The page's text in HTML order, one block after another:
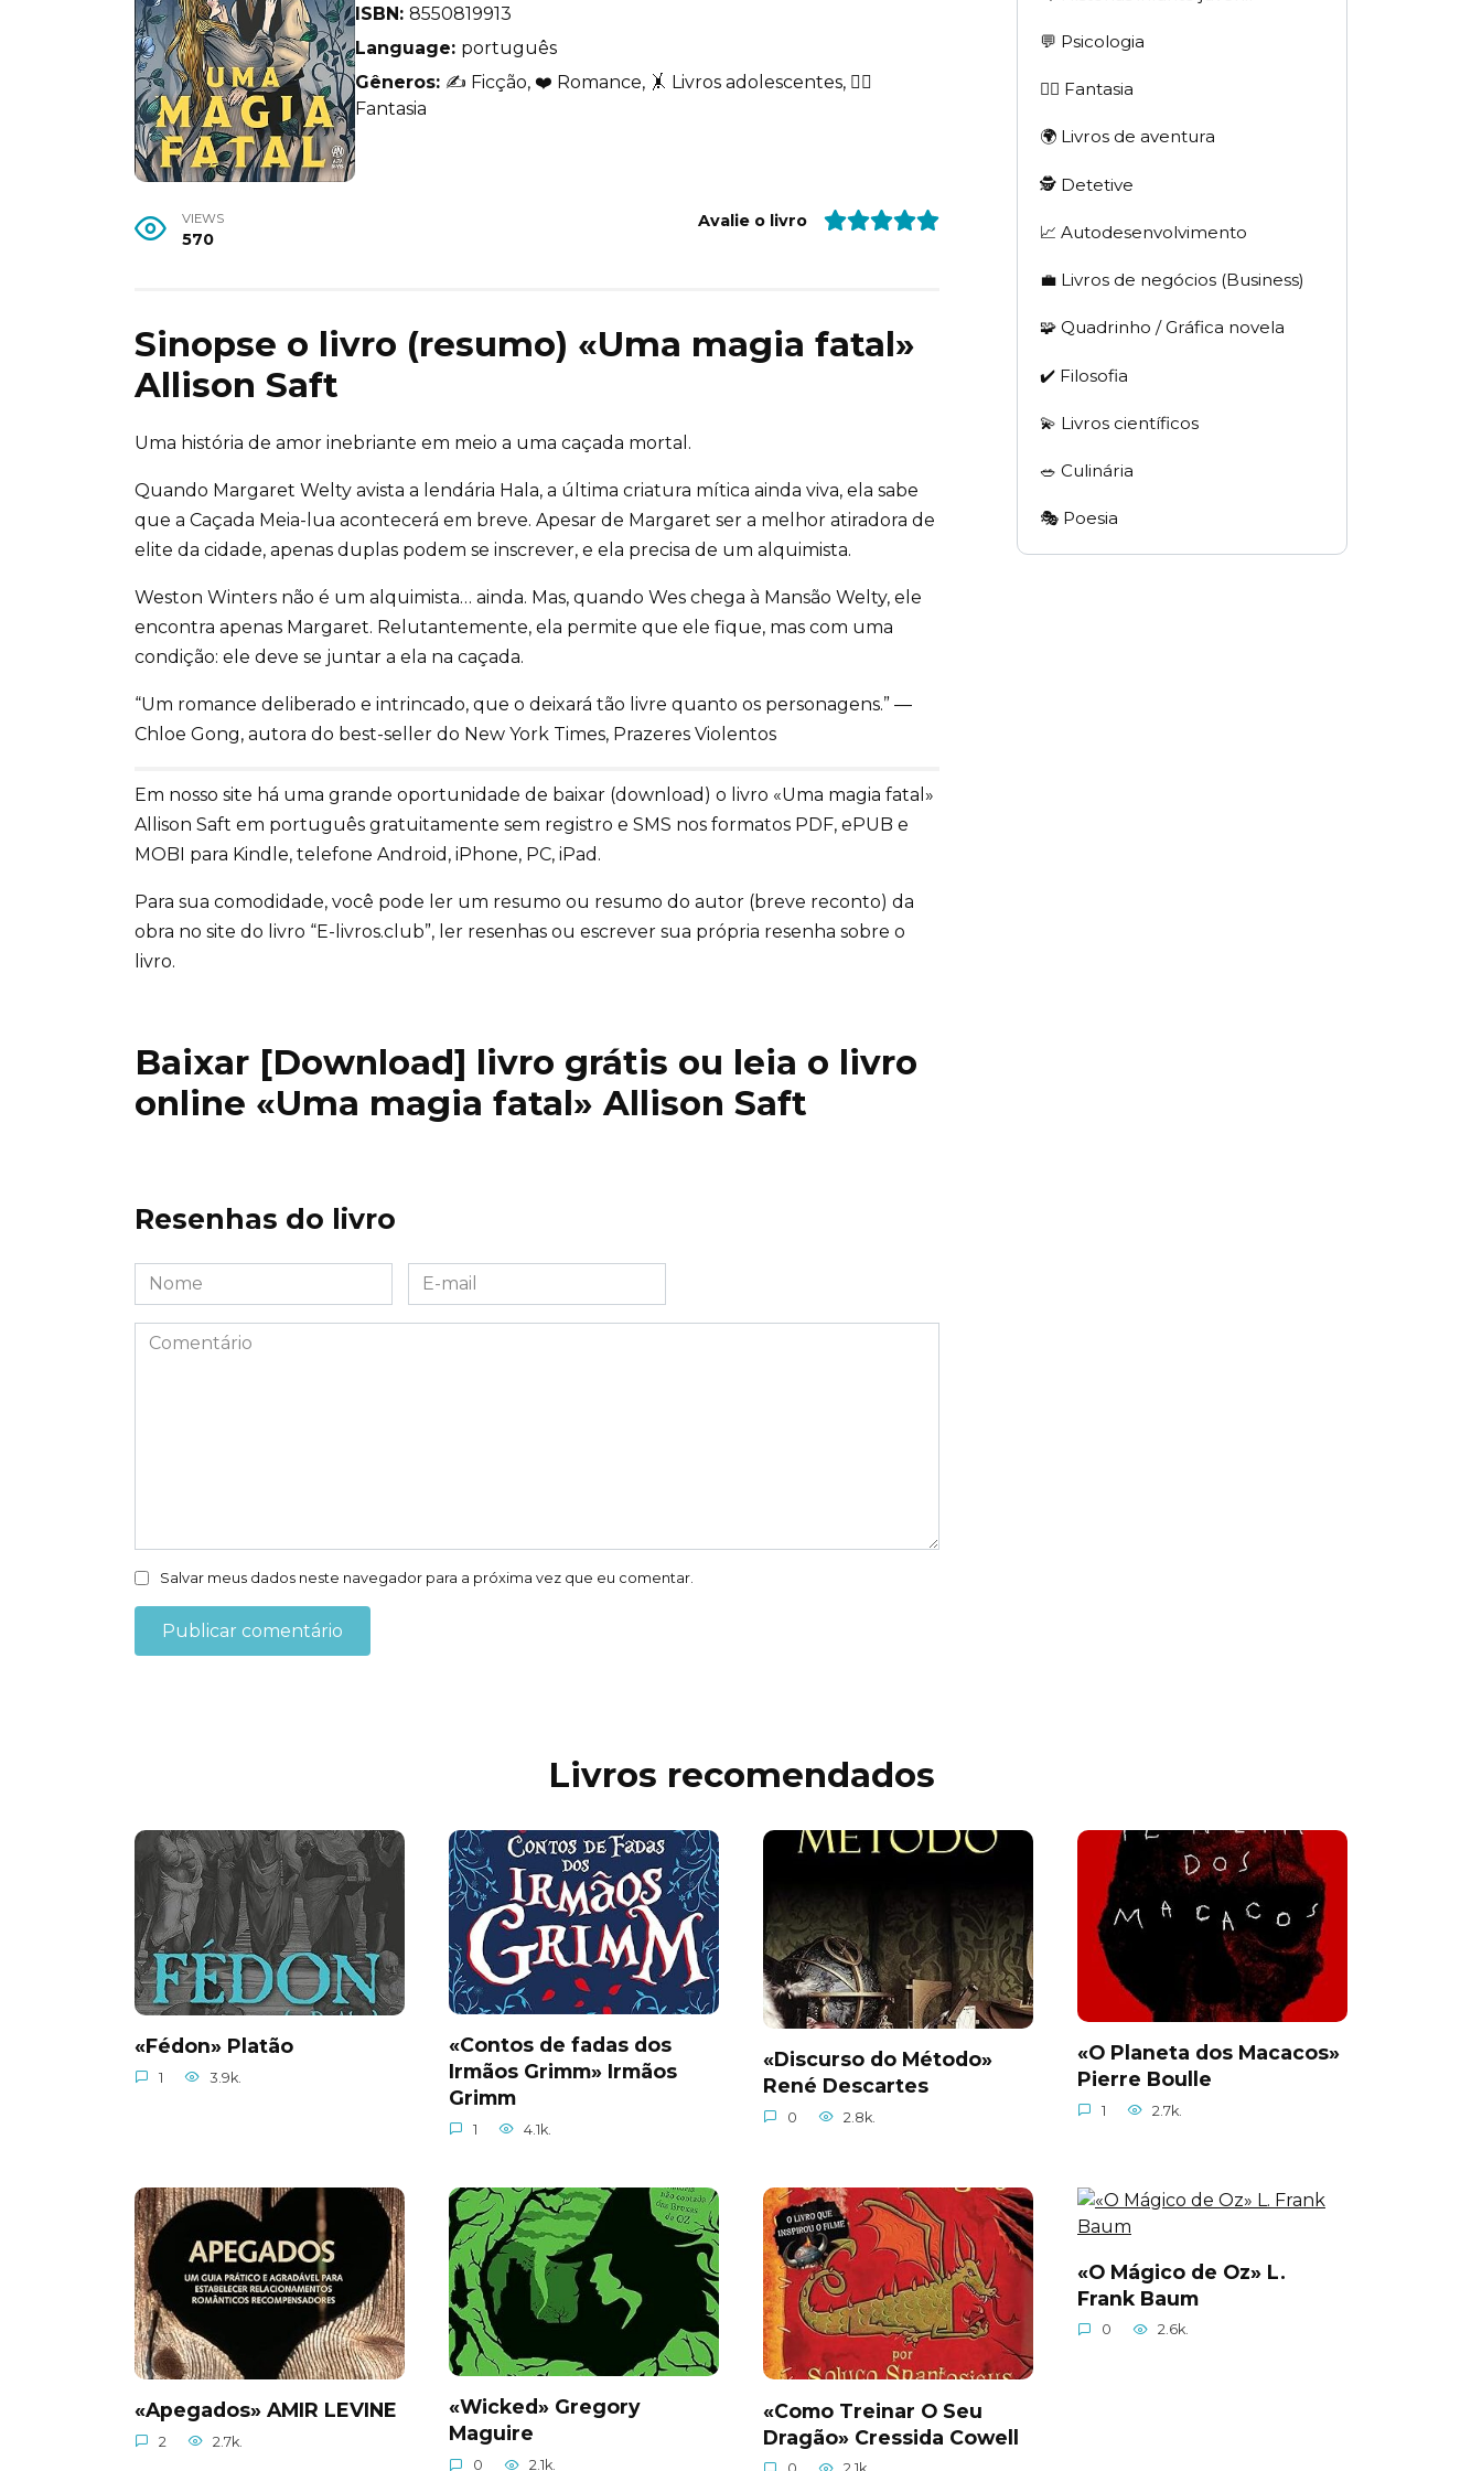
ISBN: 8550819913
Language: português
Gêneros: ✍️ Ficção, ❤️ Romance, 🤸 Livros adolescentes, 🧙‍♂️
Fantasia
VIEWS
570
Avalie o livro
Sinopse o livro (resumo) «Uma magia fatal»
Allison Saft
Uma história de amor inebriante em meio a uma caçada mortal.
Quando Margaret Welty avista a lendária Hala, a última criatura mítica ainda viva, ela sabe
que a Caçada Meia-lua acontecerá em breve. Apesar de Margaret ser a melhor atiradora de
elite da cidade, apenas duplas podem se inscrever, e ela precisa de um alquimista.
Weston Winters não é um alquimista… ainda. Mas, quando Wes chega à Mansão Welty, ele
encontra apenas Margaret. Relutantemente, ela permite que ele fique, mas com uma
condição: ele deve se juntar a ela na caçada.
“Um romance deliberado e intrincado, que o deixará tão livre quanto os personagens.” ―
Chloe Gong, autora do best-seller do New York Times, Prazeres Violentos
Em nosso site há uma grande oportunidade de baixar (download) o livro «Uma magia fatal»
Allison Saft em português gratuitamente sem registro e SMS nos formatos PDF, ePUB e
MOBI para Kindle, telefone Android, iPhone, PC, iPad.
Para sua comodidade, você pode ler um resumo ou resumo do autor (breve reconto) da
obra no site do livro “E-livros.club”, ler resenhas ou escrever sua própria resenha sobre o
livro.
Baixar [Download] livro grátis ou leia o livro
online «Uma magia fatal» Allison Saft
Resenhas do livro
Nome
*
E-
mail
*
Comentário
Salvar meus dados neste navegador para a próxima vez que eu comentar.
💬 Psicologia
🧙‍♂️ Fantasia
🌍 Livros de aventura
🕵 Detetive
📈 Autodesenvolvimento
💼 Livros de negócios (Business)
🧩 Quadrinho / Gráfica novela
✔️ Filosofia
💫 Livros científicos
🥗 Culinária
🎭 Poesia
Livros recomendados
«Fédon» Platão
1 3.9k.
«Contos de fadas dos
Irmãos Grimm» Irmãos
Grimm
1 4.1k.
«Discurso do Método»
René Descartes
0 2.8k.
«O Planeta dos Macacos»
Pierre Boulle
1 2.7k.
«Apegados» AMIR LEVINE
2 2.7k.
«Wicked» Gregory
Maguire
0 2.1k.
«Como Treinar O Seu
Dragão» Cressida Cowell
«O Mágico de Oz» L.
Frank Baum
0 2.6k.